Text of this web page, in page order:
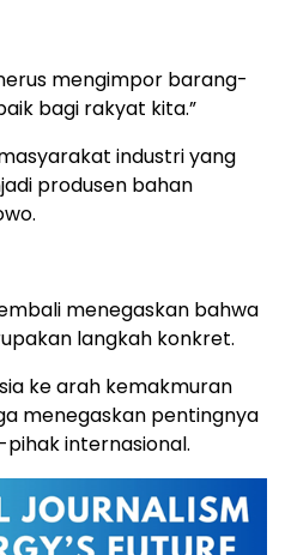
mengimpor barang-
bagi rakyat kita.”
industri yang
produsen bahan
menegaskan bahwa
langkah konkret.
ke arah kemakmuran
menegaskan pentingnya
internasional.